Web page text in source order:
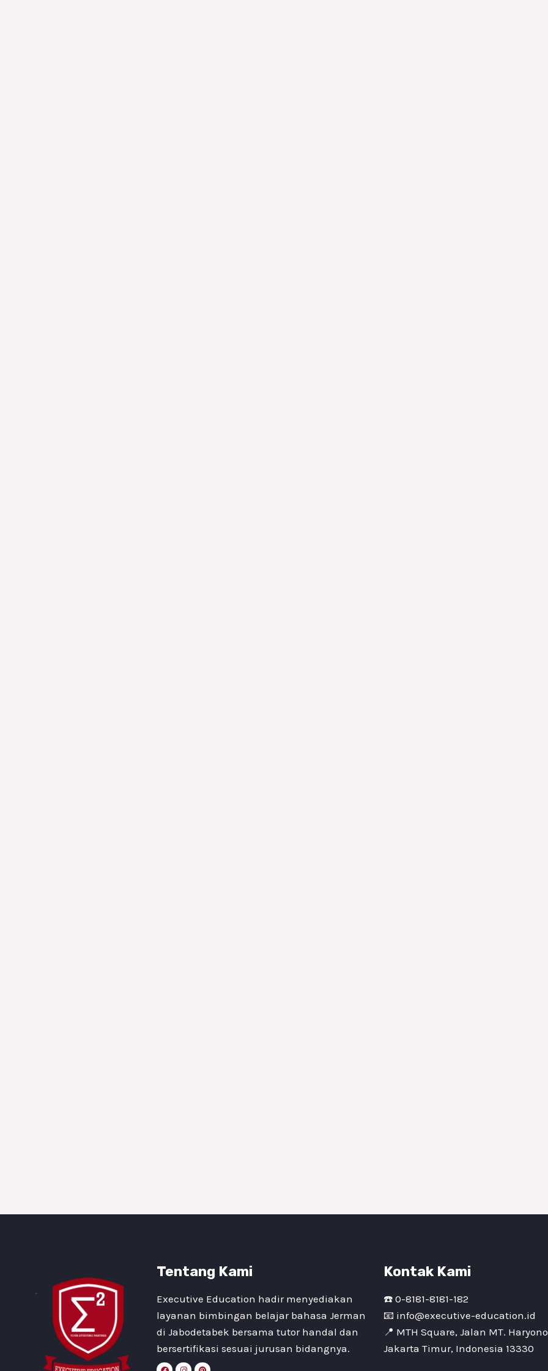
Tentang Kami
Executive Education hadir menyediakan
layanan bimbingan belajar bahasa Jerman
di Jabodetabek bersama tutor handal dan
bersertifikasi sesuai jurusan bidangnya.
Kontak Kami
☎️0-8181-8181-182
📧 info@executive-education.id
📍 MTH Square, Jalan MT.
Jakarta Timur, Indonesia 13330